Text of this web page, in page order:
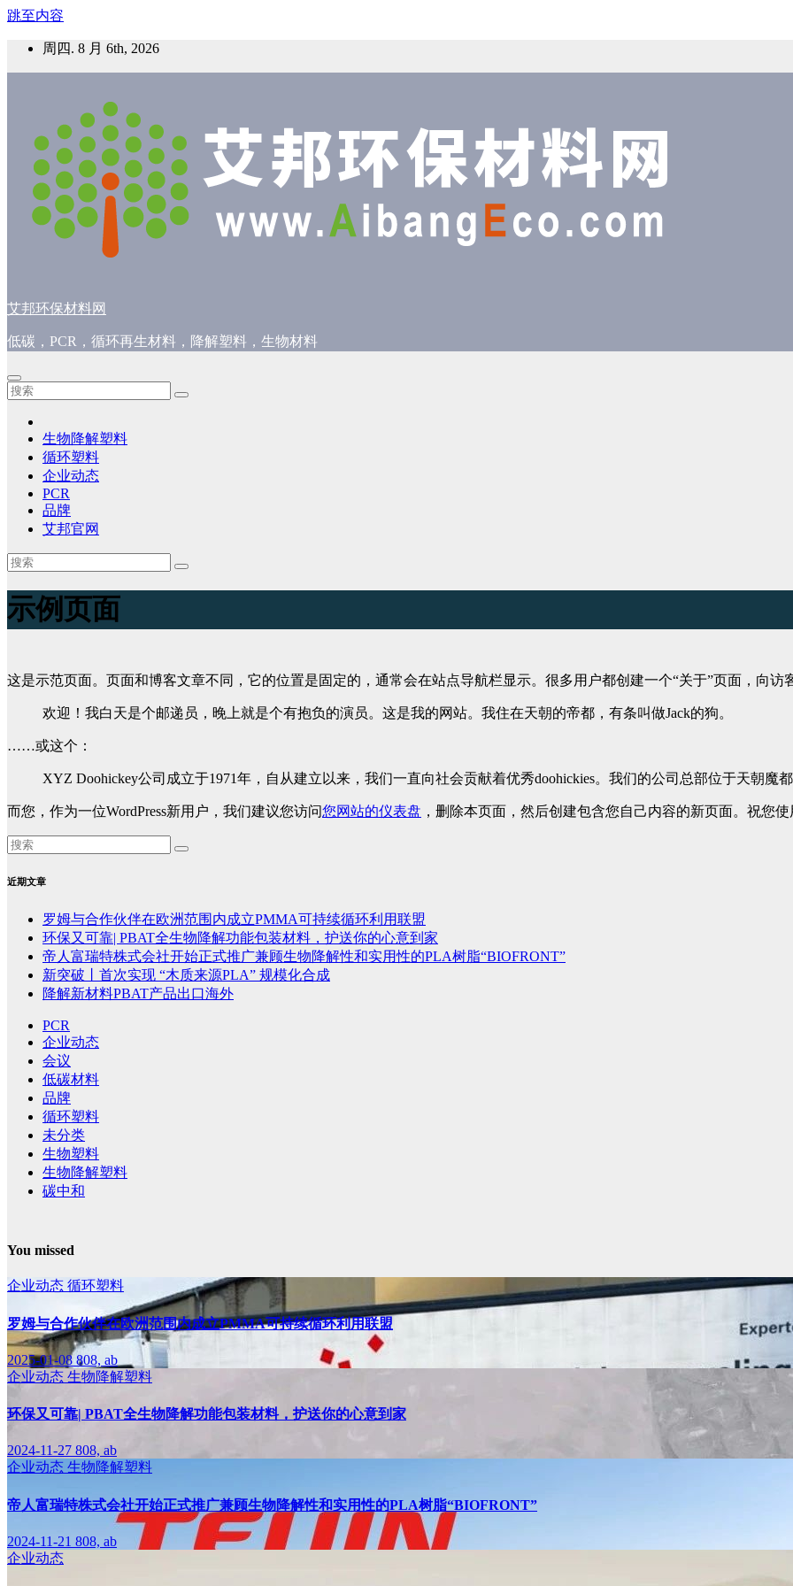
跳至内容
周四. 8 月 6th, 2026
艾邦环保材料网
低碳，PCR，循环再生材料，降解塑料，生物材料
生物降解塑料
循环塑料
企业动态
PCR
品牌
艾邦官网
示例页面
这是示范页面。页面和博客文章不同，它的位置是固定的，通常会在站点导航栏显示。很多用户都创建一个“关于”页面，向访
欢迎！我白天是个邮递员，晚上就是个有抱负的演员。这是我的网站。我住在天朝的帝都，有条叫做Jack的狗。
……或这个：
XYZ Doohickey公司成立于1971年，自从建立以来，我们一直向社会贡献着优秀doohickies。我们的公司总部位于天朝
而您，作为一位WordPress新用户，我们建议您访问您网站的仪表盘 ，删除本页面，然后创建包含您自己内容的新页面。祝您
近期文章
罗姆与合作伙伴在欧洲范围内成立PMMA可持续循环利用联盟
环保又可靠| PBAT全生物降解功能包装材料，护送你的心意到家
帝人富瑞特株式会社开始正式推广兼顾生物降解性和实用性的PLA树脂“BIOFRONT”
新突破丨首次实现 “木质来源PLA” 规模化合成
降解新材料PBAT产品出口海外
PCR
企业动态
会议
低碳材料
品牌
循环塑料
未分类
生物塑料
生物降解塑料
碳中和
You missed
企业动态 循环塑料
罗姆与合作伙伴在欧洲范围内成立PMMA可持续循环利用联盟
2025-01-08808, ab
企业动态 生物降解塑料
环保又可靠| PBAT全生物降解功能包装材料，护送你的心意到家
2024-11-27 808, ab
企业动态 生物降解塑料
帝人富瑞特株式会社开始正式推广兼顾生物降解性和实用性的PLA树脂“BIOFRONT”
2024-11-21 808, ab
企业动态